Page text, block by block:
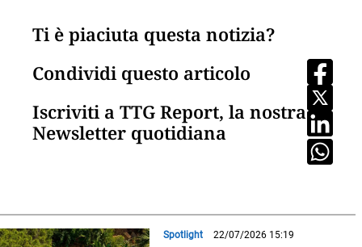
Ti è piaciuta questa notizia?
Condividi questo articolo
Iscriviti a TTG Report, la nostra
Newsletter quotidiana
Spotlight 22/07/2026 15:19